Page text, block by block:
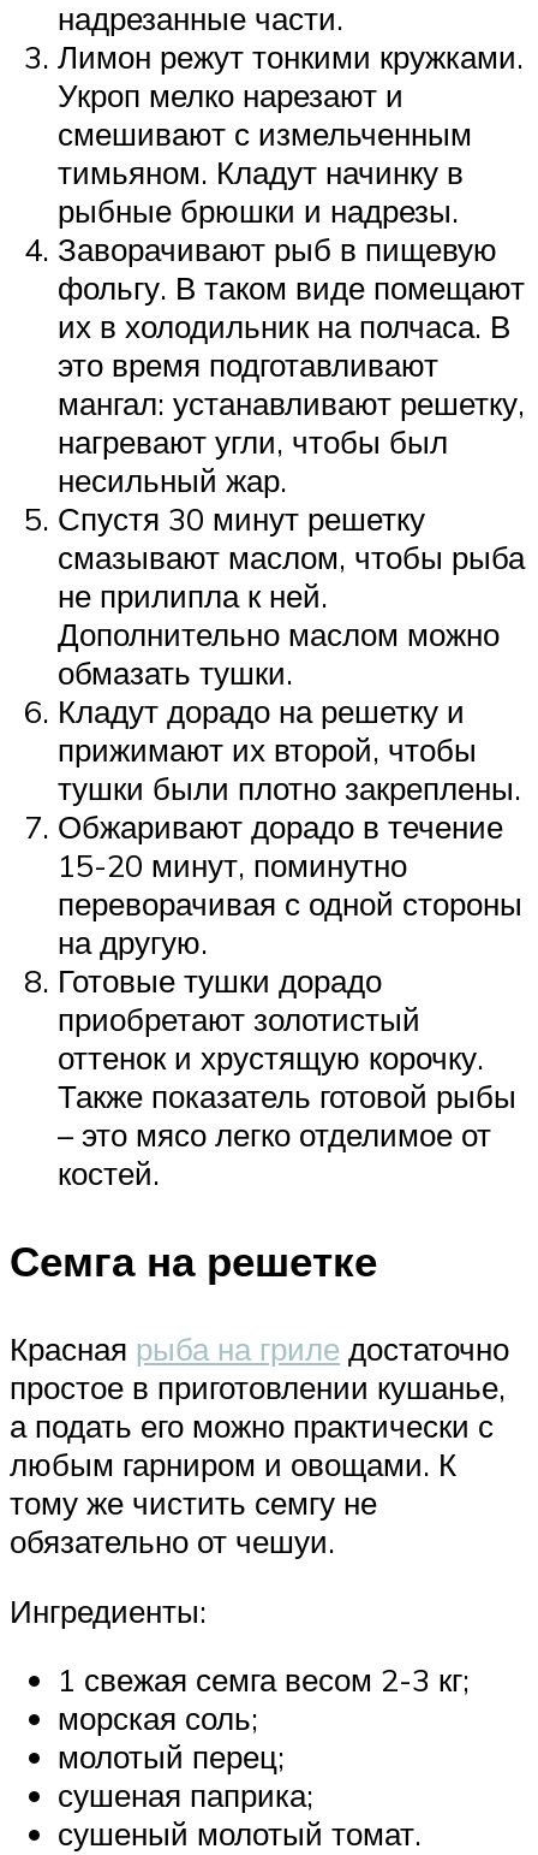
надрезанные части.
Лимон режут тонкими кружками.
Укроп мелко нарезают и
смешивают с измельченным
тимьяном. Кладут начинку в
рыбные брюшки и надрезы.
Заворачивают рыб в пищевую
фольгу. В таком виде помещают
их в холодильник на полчаса. В
это время подготавливают
мангал: устанавливают решетку,
нагревают угли, чтобы был
несильный жар.
Спустя 30 минут решетку
смазывают маслом, чтобы рыба
не прилипла к ней.
Дополнительно маслом можно
обмазать тушки.
Кладут дорадо на решетку и
прижимают их второй, чтобы
тушки были плотно закреплены.
Обжаривают дорадо в течение
15-20 минут, поминутно
переворачивая с одной стороны
на другую.
Готовые тушки дорадо
приобретают золотистый
оттенок и хрустящую корочку.
Также показатель готовой рыбы
– это мясо легко отделимое от
костей.
Семга на решетке
Красная рыба на гриле достаточно
простое в приготовлении кушанье,
а подать его можно практически с
любым гарниром и овощами. К
тому же чистить семгу не
обязательно от чешуи.
Ингредиенты:
1 свежая семга весом 2-3 кг;
морская соль;
молотый перец;
сушеная паприка;
сушеный молотый томат.